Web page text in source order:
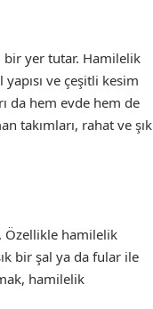
yer tutar. Hamilelik
ve çeşitli kesim
da hem evde hem de
takımları, rahat ve şık
Özellikle hamilelik
bir şal ya da fular ile
hamilelik